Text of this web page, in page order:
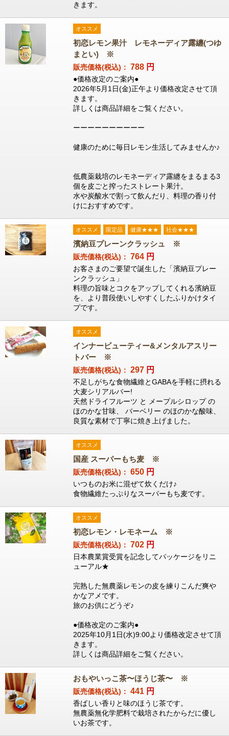
きます。
オススメ
初恋レモン果汁 レモネーディア露纏(つゆ
まとい) ※
販売価格(税込)： 788 円
●価格改定のご案内●
2026年5月1日(金)正午より価格改定させて頂
きます。
詳しくは商品詳細をご覧ください。
ーーーーーーーーーー
健康のために毎日レモン生活してみませんか♪
低農薬栽培のレモネーディア露纏をまるまる3
個を皮ごと搾ったストレート果汁。
水や炭酸水で割って飲んだり、料理の香り付
けにおすすめです。
オススメ 限定品 健康★★★ 社会★★★
濱納豆プレーンクラッシュ ※
販売価格(税込)： 764 円
お客さまのご要望で誕生した「濱納豆プレー
ンクラッシュ」
料理の旨味とコクをアップしてくれる濱納豆
を、より普段使いしやすくしたふりかけタイ
プです。
オススメ
インナービューティー&メンタルアスリー
トバー ※
販売価格(税込)： 297 円
不足しがちな食物繊維とGABAを手軽に摂れる
大麦シリアルバー!
天然ドライフルーツ と メープルシロップ の
ほのかな甘味、 バーベリー のほのかな酸味、
良質な素材で丁寧に焼き上げました。
オススメ
国産 スーパーもち麦 ※
販売価格(税込)： 650 円
いつものお米に混ぜて炊くだけ♪
食物繊維たっぷりなスーパーもち麦です。
オススメ
初恋レモン・レモネーム ※
販売価格(税込)： 702 円
日本農業賞受賞を記念してパッケージをリニ
ューアル★
完熟した無農薬レモンの皮を練りこんだ爽や
かなアメです。
旅のお供にどうぞ♪
●価格改定のご案内●
2025年10月1日(水)9:00より価格改定させて頂
きます。
詳しくは商品詳細をご覧ください。
おもやいっこ茶〜ほうじ茶〜 ※
販売価格(税込)： 441 円
香ばしい香りと味のほうじ茶です。
無農薬無化学肥料で栽培されたからだに優し
いお茶です。